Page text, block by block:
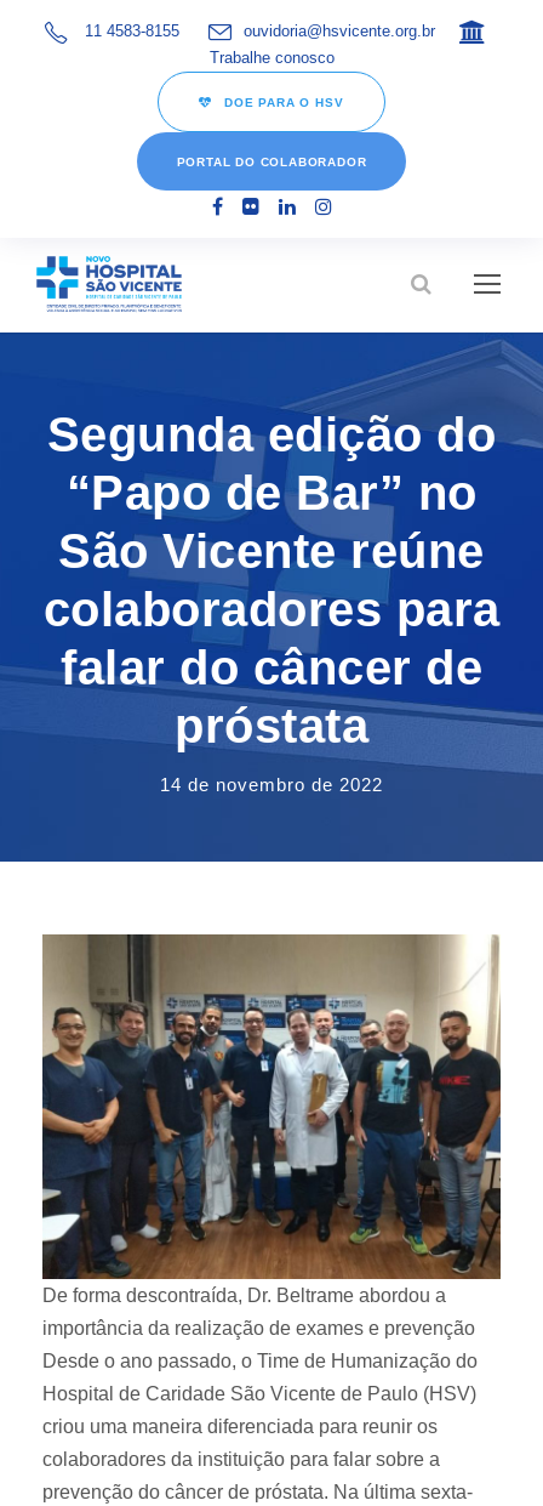
11 4583-8155
ouvidoria@hsvicente.org.br
Trabalhe conosco
DOE PARA O HSV
PORTAL DO COLABORADOR
Segunda edição do
“Papo de Bar” no
São Vicente reúne
colaboradores para
falar do câncer de
próstata
14 de novembro de 2022
De forma descontraída, Dr. Beltrame abordou a
importância da realização de exames e prevenção
Desde o ano passado, o Time de Humanização do
Hospital de Caridade São Vicente de Paulo (HSV)
criou uma maneira diferenciada para reunir os
colaboradores da instituição para falar sobre a
prevenção do câncer de próstata. Na última sexta-